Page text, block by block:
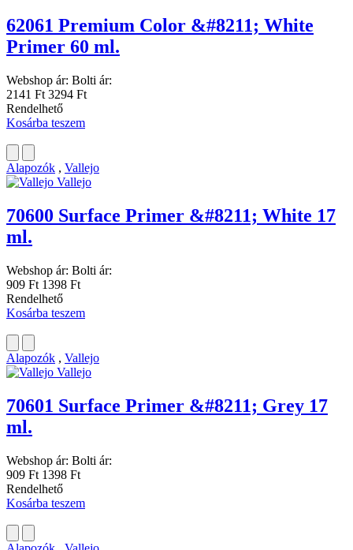
62061 Premium Color &#8211; White
Primer 60 ml.
Webshop ár: Bolti ár:
2141 Ft 3294 Ft
Rendelhető
Kosárba teszem
Alapozók , Vallejo
Vallejo
70600 Surface Primer &#8211; White 17
ml.
Webshop ár: Bolti ár:
909 Ft 1398 Ft
Rendelhető
Kosárba teszem
Alapozók , Vallejo
Vallejo
70601 Surface Primer &#8211; Grey 17
ml.
Webshop ár: Bolti ár:
909 Ft 1398 Ft
Rendelhető
Kosárba teszem